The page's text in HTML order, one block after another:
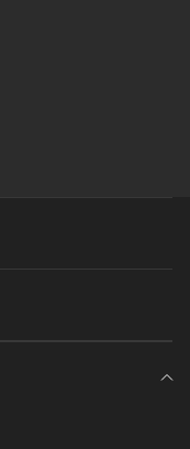
な味わいは今なお世